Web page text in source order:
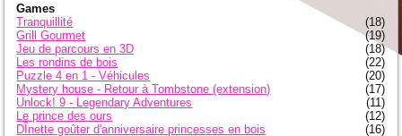
Games
Tranquillité
(18)
Grill Gourmet
(19)
Jeu de parcours en 3D
(18)
Les rondins de bois
(22)
Puzzle 4 en 1 - Véhicules
(20)
Mystery house - Retour à Tombstone (extension)
(17)
Unlock! 9 - Legendary Adventures
(11)
Le prince des ours
(12)
DÎnette goûter d'anniversaire princesses en bois
(16)